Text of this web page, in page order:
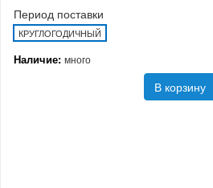
Период поставки
КРУГЛОГОДИЧНЫЙ
Наличие: много
В корзину